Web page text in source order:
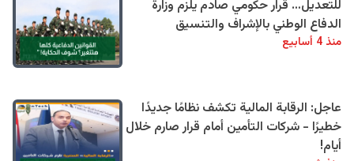
للتعديل… قرار حكومي صادم يلزم وزارة
الدفاع الوطني بالإشراف والتنسيق
منذ 4 أسابيع
عاجل: الرقابة المالية تكشف نظامًا جديدًا
خطيرًا - شركات التأمين أمام قرار صارم خلال
أيام!